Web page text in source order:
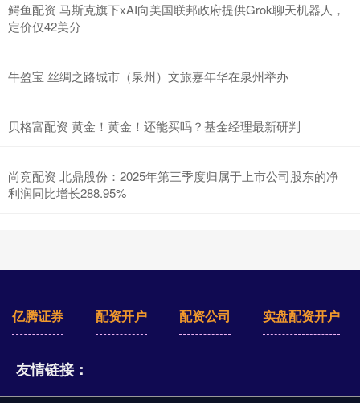
鳄鱼配资 马斯克旗下xAI向美国联邦政府提供Grok聊天机器人，
定价仅42美分
牛盈宝 丝绸之路城市（泉州）文旅嘉年华在泉州举办
贝格富配资 黄金！黄金！还能买吗？基金经理最新研判
尚竞配资 北鼎股份：2025年第三季度归属于上市公司股东的净
利润同比增长288.95%
亿腾证券 配资开户 配资公司 实盘配资开户
友情链接：